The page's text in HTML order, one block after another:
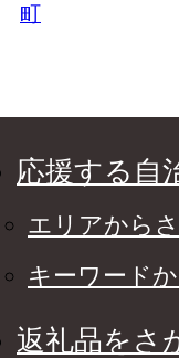
町
応援する自
エリアから
キーワード
返礼品をさ